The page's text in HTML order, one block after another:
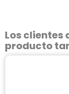
Los clientes
producto